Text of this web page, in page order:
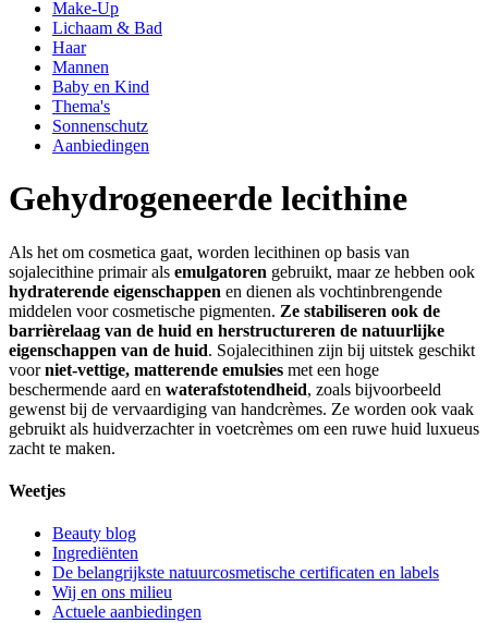
Make-Up
Lichaam & Bad
Haar
Mannen
Baby en Kind
Thema's
Sonnenschutz
Aanbiedingen
Gehydrogeneerde lecithine
Als het om cosmetica gaat, worden lecithinen op basis van
sojalecithine primair als emulgatoren gebruikt, maar ze hebben ook
hydraterende eigenschappen en dienen als vochtinbrengende
middelen voor cosmetische pigmenten. Ze stabiliseren ook de
barrièrelaag van de huid en herstructureren de natuurlijke
eigenschappen van de huid. Sojalecithinen zijn bij uitstek geschikt
voorniet-vettige, matterende emulsies met een hoge
beschermende aard en waterafstotendheid, zoals bijvoorbeeld
gewenst bij de vervaardiging van handcrèmes. Ze worden ook vaak
gebruikt als huidverzachter in voetcrèmes om een ruwe huid luxueus
zacht te maken.
Weetjes
Beauty blog
Ingrediënten
De belangrijkste natuurcosmetische certificaten en labels
Wij en ons milieu
Actuele aanbiedingen